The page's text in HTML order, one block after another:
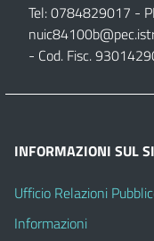
Tel: 0784829017 -
- Cod. Fisc.
INFORMAZIONI SUL
Ufficio Relazioni
Informazioni